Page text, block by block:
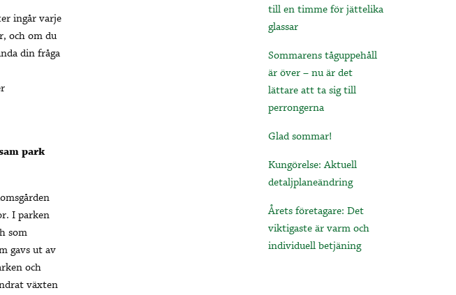
ingår varje
och om du
din fråga
park
I parken
som
gavs ut av
och
växten
till en timme för jättelika
glassar
Sommarens tåguppehåll
är över – nu är det
lättare att ta sig till
perrongerna
Glad sommar!
Kungörelse: Aktuell
detaljplaneändring
Årets företagare: Det
viktigaste är varm och
individuell betjäning